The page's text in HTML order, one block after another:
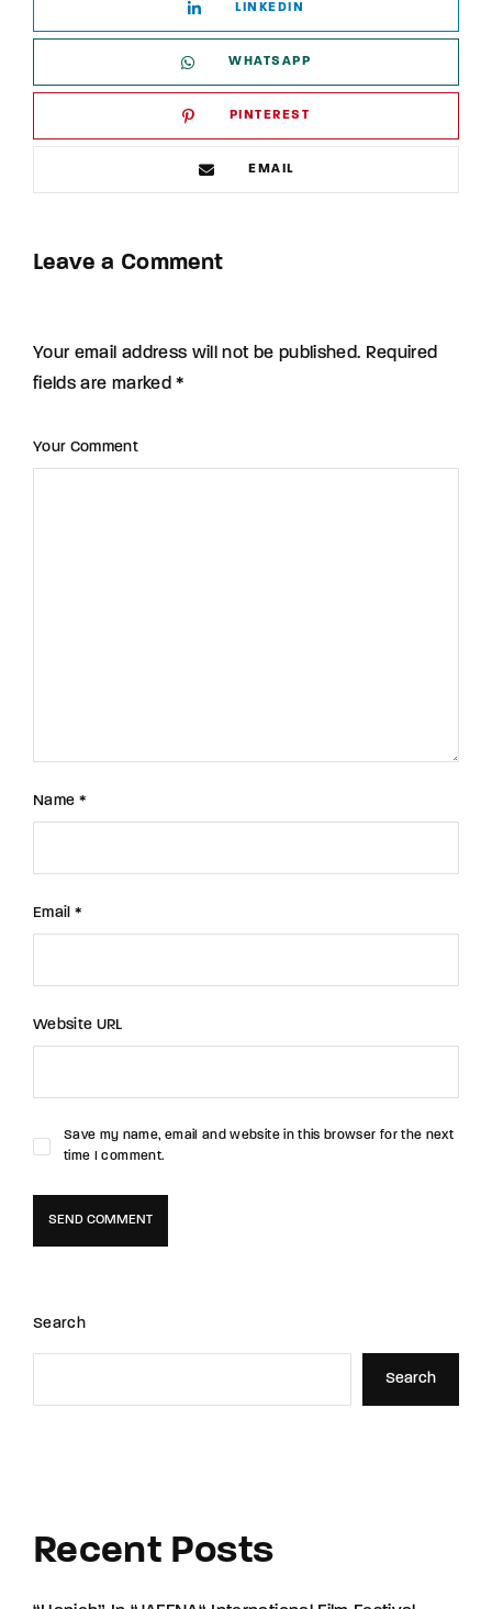
LINKEDIN
WHATSAPP
PINTEREST
EMAIL
Leave a Comment
Your email address will not be published. Required
fields are marked *
Your Comment
Name *
Email *
Website URL
Save my name, email and website in this browser for the next
time I comment.
Search
Search
Recent Posts